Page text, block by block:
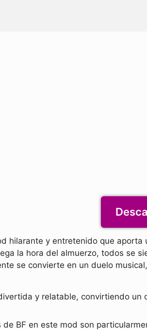
hilarante y entretenido que
la hora del almuerzo, todos se
se convierte en un duelo
y relatable, convirtiendo
BF en este mod son